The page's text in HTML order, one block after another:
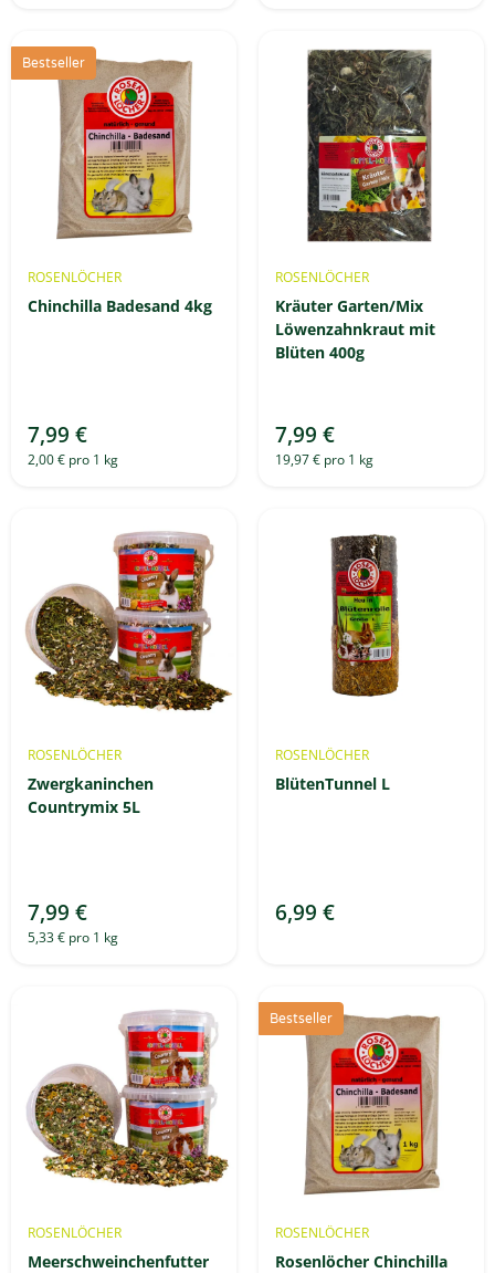
Bestseller
ROSENLÖCHER
Chinchilla Badesand 4kg
7,99 €
2,00 € pro 1 kg
ROSENLÖCHER
Kräuter Garten/Mix
Löwenzahnkraut mit
Blüten 400g
7,99 €
19,97 € pro 1 kg
ROSENLÖCHER
Zwergkaninchen
Countrymix 5L
7,99 €
5,33 € pro 1 kg
ROSENLÖCHER
BlütenTunnel L
6,99 €
ROSENLÖCHER
Meerschweinchenfutter
Bestseller
ROSENLÖCHER
Rosenlöcher Chinchilla